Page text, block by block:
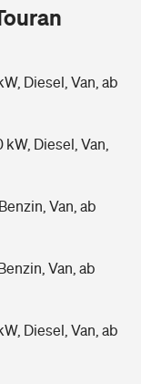
Kids
Alter?
Diesel, Van, ab
kW, Diesel, Van,
Van, ab
Van, ab
Diesel, Van, ab